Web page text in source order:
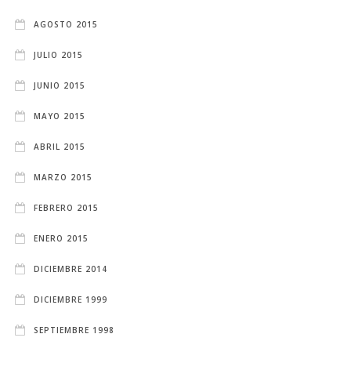
AGOSTO 2015
JULIO 2015
JUNIO 2015
MAYO 2015
ABRIL 2015
MARZO 2015
FEBRERO 2015
ENERO 2015
DICIEMBRE 2014
DICIEMBRE 1999
SEPTIEMBRE 1998